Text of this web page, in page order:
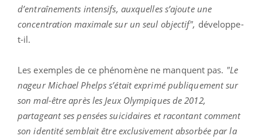
d’entraînements intensifs, auxquelles s’ajoute une
concentration maximale sur un seul objectif", développe-
t-il.
Les exemples de ce phénomène ne manquent pas. "Le
nageur Michael Phelps s’était exprimé publiquement sur
son mal-être après les Jeux Olympiques de 2012,
partageant ses pensées suicidaires et racontant comment
son identité semblait être exclusivement absorbée par la